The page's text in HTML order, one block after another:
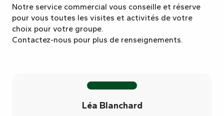
Notre service commercial vous conseille et réserve
pour vous toutes les visites et activités de votre
choix pour votre groupe.
Contactez-nous pour plus de renseignements.
Léa Blanchard